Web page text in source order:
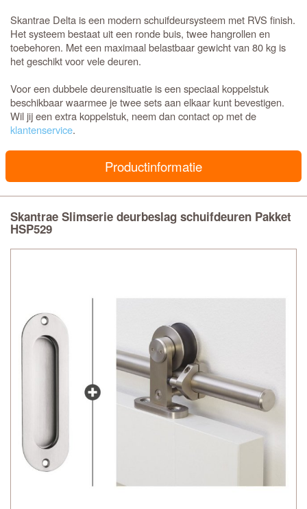
Skantrae Delta is een modern schuifdeursysteem met RVS finish.
Het systeem bestaat uit een ronde buis, twee hangrollen en
toebehoren. Met een maximaal belastbaar gewicht van 80 kg is
het geschikt voor vele deuren.
Voor een dubbele deurensituatie is een speciaal koppelstuk
beschikbaar waarmee je twee sets aan elkaar kunt bevestigen.
Wil jij een extra koppelstuk, neem dan contact op met de
klantenservice.
Productinformatie
Skantrae Slimserie deurbeslag schuifdeuren Pakket
HSP529